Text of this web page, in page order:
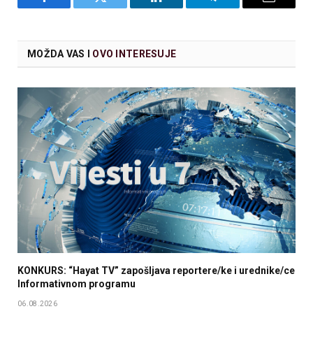
Facebook Twitter LinkedIn Telegram Email
MOŽDA VAS I OVO INTERESUJE
KONKURS: “Hayat TV” zapošljava reportere/ke i urednike/ce
Informativnom programu
06.08.2026